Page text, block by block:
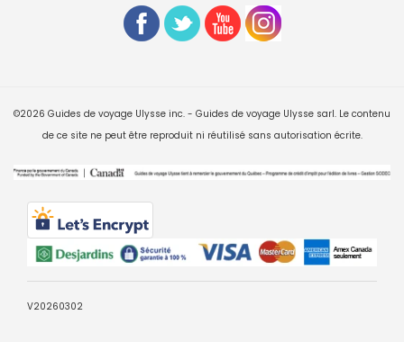
©2026 Guides de voyage Ulysse inc. - Guides de voyage Ulysse sarl. Le contenu
de ce site ne peut être reproduit ni réutilisé sans autorisation écrite.
V20260302